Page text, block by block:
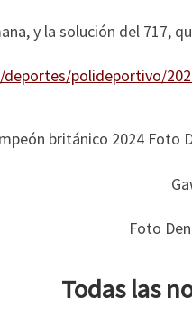
y la solución del 717,
polideportivo/
Foto
Todas las